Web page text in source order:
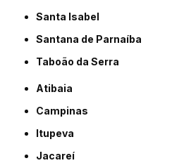
Santa Isabel
Santana de Parnaíba
Taboão da Serra
Atibaia
Campinas
Itupeva
Jacareí